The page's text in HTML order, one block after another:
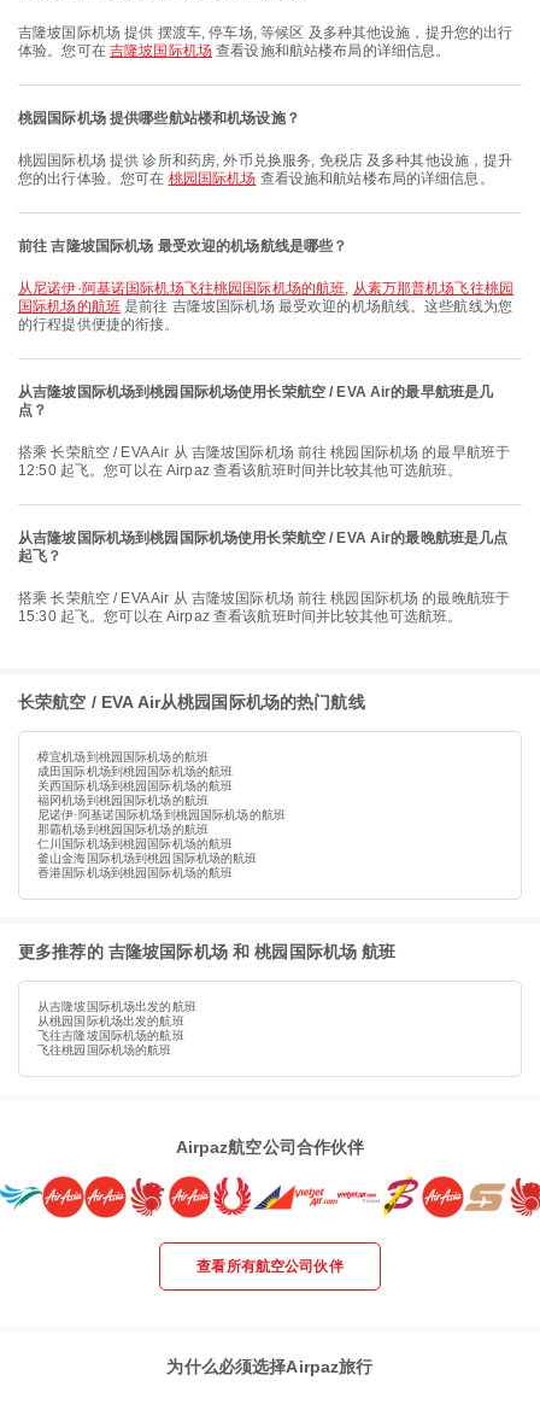
吉隆坡国际机场 提供 摆渡车, 停车场, 等候区 及多种其他设施，提升您的出行
体验。您可在 吉隆坡国际机场查看设施和航站楼布局的详细信息。
桃园国际机场 提供哪些航站楼和机场设施？
桃园国际机场 提供 诊所和药房, 外币兑换服务, 免税店 及多种其他设施，提升
您的出行体验。您可在 桃园国际机场 查看设施和航站楼布局的详细信息。
前往 吉隆坡国际机场 最受欢迎的机场航线是哪些？
从尼诺伊·阿基诺国际机场飞往桃园国际机场的航班, 从素万那普机场飞往桃园
国际机场的航班是前往 吉隆坡国际机场 最受欢迎的机场航线。这些航线为您
的行程提供便捷的衔接。
从吉隆坡国际机场到桃园国际机场使用长荣航空 / EVA Air的最早航班是几
点？
搭乘 长荣航空 / EVA Air 从 吉隆坡国际机场 前往 桃园国际机场 的最早航班于
12:50 起飞。您可以在 Airpaz 查看该航班时间并比较其他可选航班。
从吉隆坡国际机场到桃园国际机场使用长荣航空 / EVA Air的最晚航班是几点
起飞？
搭乘 长荣航空 / EVA Air 从 吉隆坡国际机场 前往 桃园国际机场 的最晚航班于
15:30 起飞。您可以在 Airpaz 查看该航班时间并比较其他可选航班。
长荣航空 / EVA Air从桃园国际机场的热门航线
樟宜机场到桃园国际机场的航班
成田国际机场到桃园国际机场的航班
关西国际机场到桃园国际机场的航班
福冈机场到桃园国际机场的航班
尼诺伊·阿基诺国际机场到桃园国际机场的航班
那霸机场到桃园国际机场的航班
仁川国际机场到桃园国际机场的航班
釜山金海国际机场到桃园国际机场的航班
香港国际机场到桃园国际机场的航班
更多推荐的 吉隆坡国际机场 和 桃园国际机场 航班
从吉隆坡国际机场出发的航班
从桃园国际机场出发的航班
飞往吉隆坡国际机场的航班
飞往桃园国际机场的航班
Airpaz航空公司合作伙伴
查看所有航空公司伙伴
为什么必须选择Airpaz旅行